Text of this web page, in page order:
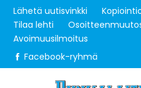
Lähetä uutisvinkki
Tilaa lehti
Avoimuusilmoitus
Facebook-ryhmä